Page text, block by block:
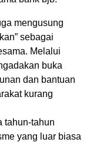
mengusung
sebagai
Melalui
buka
dan bantuan
kurang
tahun-tahun
yang luar biasa